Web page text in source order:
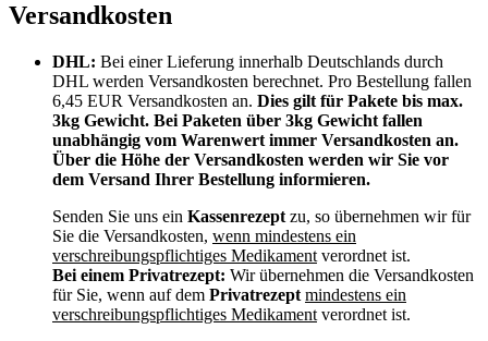
Versandkosten
DHL: Bei einer Lieferung innerhalb Deutschlands durch
DHL werden Versandkosten berechnet. Pro Bestellung fallen
6,45 EUR Versandkosten an. Dies gilt für Pakete bis max.
3kg Gewicht. Bei Paketen über 3kg Gewicht fallen
unabhängig vom Warenwert immer Versandkosten an.
Über die Höhe der Versandkosten werden wir Sie vor
dem Versand Ihrer Bestellung informieren.
Senden Sie uns ein Kassenrezept zu, so übernehmen wir für
Sie die Versandkosten, wenn mindestens ein
verschreibungspflichtiges Medikament verordnet ist.
Bei einem Privatrezept: Wir übernehmen die Versandkosten
für Sie, wenn auf dem Privatrezept mindestens ein
verschreibungspflichtiges Medikament verordnet ist.